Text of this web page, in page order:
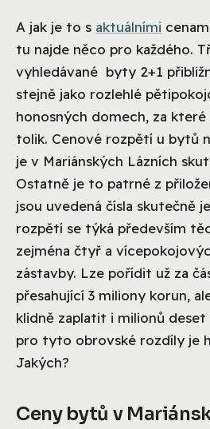
A jak je to s aktuálními
tu najde něco pro každého.
vyhledávané byty 2+1
stejně jako rozlehlé
honosných domech, za
tolik. Cenové rozpětí u bytů
je v Mariánských Lázních
Ostatně je to patrné z
jsou uvedená čísla skutečně
rozpětí se týká především
zejména čtyř a
zástavby. Lze pořídit už za
přesahující 3 miliony korun,
klidně zaplatit i milionů
pro tyto obrovské rozdíly je
Jakých?
Ceny bytů v